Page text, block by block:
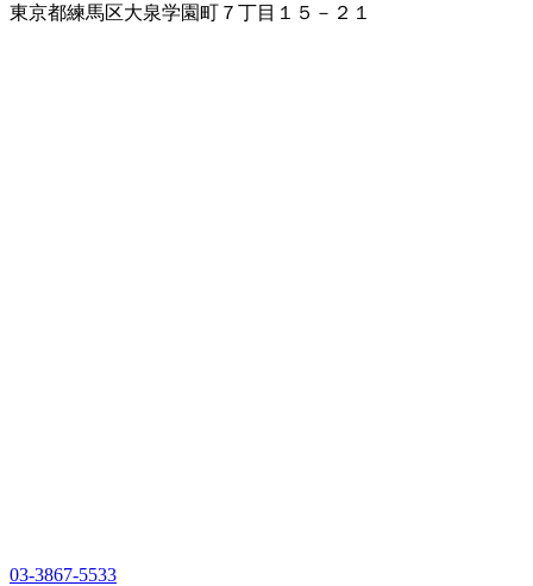
東京都練馬区大泉学園町７丁目１５－２１
03-3867-5533